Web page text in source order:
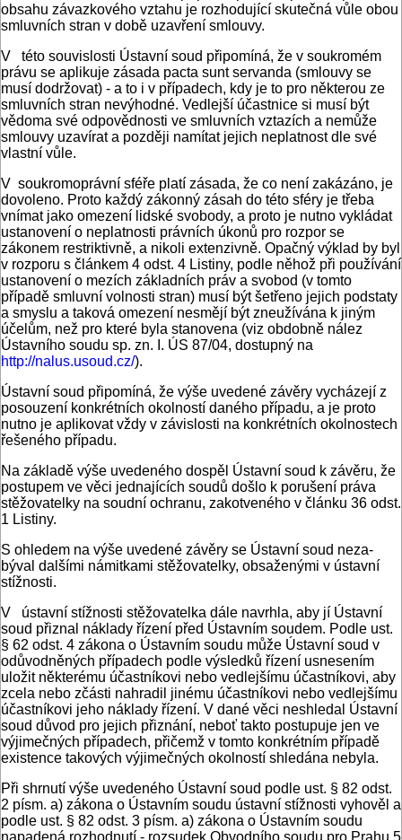
obsahu závazkového vztahu je rozhodující skutečná vůle obou
smluvních stran v době uzavření smlouvy.
V této souvislosti Ústavní soud připomíná, že v soukro­mém
právu se aplikuje zásada pacta sunt servanda (smlouvy se
musí dodržovat) - a to i v případech, kdy je to pro někte­rou ze
smluvních stran nevýhodné. Vedlejší účastnice si mu­sí být
vědoma své odpovědnosti ve smluvních vztazích a ne­může
smlouvy uzavírat a později namítat jejich neplatnost dle své
vlastní vůle.
V soukromoprávní sféře platí zásada, že co není zakázáno, je
dovoleno. Proto každý zákonný zásah do této sféry je tře­ba
vnímat jako omezení lidské svobody, a proto je nutno vy­kládat
ustanovení o neplatnosti právních úkonů pro rozpor se
zákonem restriktivně, a nikoli extenzivně. Opačný výklad by byl
v rozporu s článkem 4 odst. 4 Listiny, podle něhož při používání
ustanovení o mezích základních práv a svobod (v tomto
případě smluvní volnosti stran) musí být šetřeno je­jich podstaty
a smyslu a taková omezení nesmějí být zneuží­vána k jiným
účelům, než pro které byla stanovena (viz ob­dobně nález
Ústavního soudu sp. zn. I. ÚS 87/04, dostupný na
http://nalus.usoud.cz/).
Ústavní soud připomíná, že výše uvedené závěry vycházejí z
posouzení konkrétních okolností daného případu, a je pro­to
nutno je aplikovat vždy v závislosti na konkrétních okol­nostech
řešeného případu.
Na základě výše uvedeného dospěl Ústavní soud k závěru, že
postupem ve věci jednajících soudů došlo k porušení prá­va
stěžovatelky na soudní ochranu, zakotveného v článku 36 odst.
1 Listiny.
S ohledem na výše uvedené závěry se Ústavní soud neza­
býval dalšími námitkami stěžovatelky, obsaženými v ústav­ní
stížnosti.
V ústavní stížnosti stěžovatelka dále navrhla, aby jí Ústav­ní
soud přiznal náklady řízení před Ústavním soudem. Podle ust.
§ 62 odst. 4 zákona o Ústavním soudu může Ústavní soud v
odůvodněných případech podle výsledků řízení usnesením
uložit některému účastníkovi nebo vedlejšímu účastníkovi, aby
zcela nebo zčásti nahradil jinému účastníkovi nebo vedlejšímu
účastníkovi jeho náklady řízení. V dané věci neshledal Ústav­ní
soud důvod pro jejich přiznání, neboť takto postupuje jen ve
výjimečných případech, přičemž v tomto konkrétním přípa­dě
existence takových výjimečných okolností shledána nebyla.
Při shrnutí výše uvedeného Ústavní soud podle ust. § 82 odst.
2 písm. a) zákona o Ústavním soudu ústavní stížnos­ti vyhověl a
podle ust. § 82 odst. 3 písm. a) zákona o Ústav­ním soudu
napadená rozhodnutí - rozsudek Obvodního sou­du pro Prahu 5